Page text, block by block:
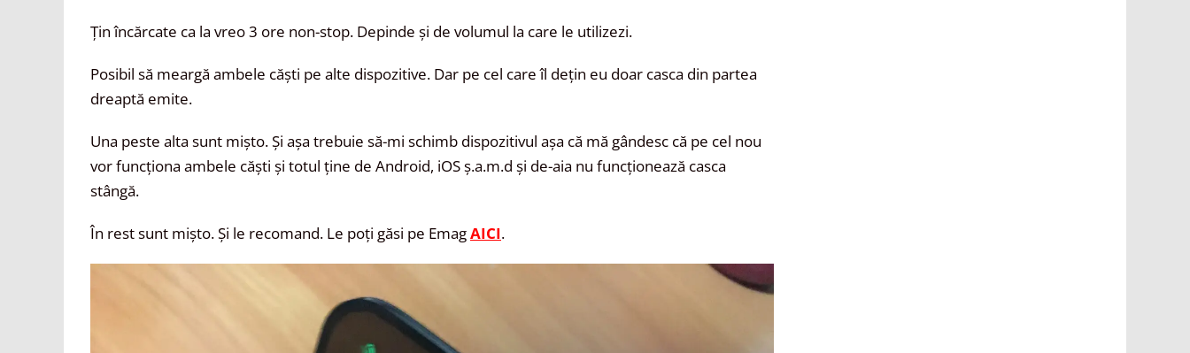
Țin încărcate ca la vreo 3 ore non-stop. Depinde și de volumul la care le utilizezi.
Posibil să meargă ambele căști pe alte dispozitive. Dar pe cel care îl dețin eu doar casca din partea
dreaptă emite.
Una peste alta sunt mișto. Și așa trebuie să-mi schimb dispozitivul așa că mă gândesc că pe cel nou
vor funcționa ambele căști și totul ține de Android, iOS ș.a.m.d și de-aia nu funcționează casca
stângă.
În rest sunt mișto. Și le recomand. Le poți găsi pe EmagAICI.